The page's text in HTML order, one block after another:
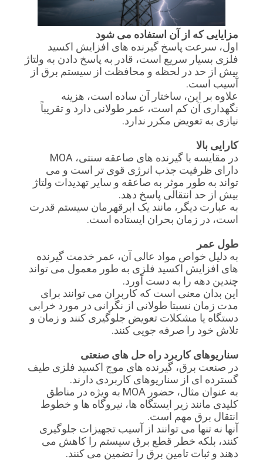
مزایایی که از آن استفاده می شود
اول، سرعت پاسخ گیرنده های افزایش اکسید
فلزی بسیار سریع است، قادر به پاسخ دادن به ولتاژ
بیش از حد در لحظه و محافظت از سیستم برق از
آسیب است.
علاوه بر این، ساختار آن ساده است، هزینه
نگهداری آن کم است، عمر طولانی دارد و تقریباً
نیازی به تعویض مکرر ندارد.
کارایی بالا
در مقایسه با گیرنده های صاعقه سنتی، MOA
دارای ظرفیت جذب انرژی قوی تر است و می
تواند به طور موثر به صاعقه و سایر تهدیدات ولتاژ
بیش از حد انتقالی پاسخ دهد.
به عبارت دیگر، مانند یک ابرقهرمان سیستم قدرت
است، در زمان بحران ایستاده است.
طول عمر
به دلیل خواص مواد عالی آن، عمر خدمت گیرنده
های افزایش اکسید فلزی به طور معمول می تواند
چندین دهه را به دست آورد.
این بدان معنی است که کاربران می توانند برای
مدت زمان نسبتا طولانی از نگرانی در مورد خرابی
دستگاه یا مشکلات تعویض جلوگیری کنند و زمان و
تلاش خود را صرفه جویی کنند.
سناریوهای کاربرد راه حل های صنعتی
در صنعت برق، گیرنده های موج اکسید فلزی طیف
گسترده ای از سناریوهای کاربردی دارند.
به عنوان مثال، حضور MOA به ویژه در مناطق
کلیدی مانند زیر ایستگاه ها، نیروگاه ها و خطوط
انتقال برق مهم است.
آنها نه تنها می توانند از آسیب تجهیزات جلوگیری
کنند، بلکه خطر قطع برق سیستم را کاهش می
دهند و ثبات تامین برق را تضمین می کنند.